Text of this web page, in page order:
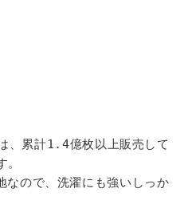
累計1.4億枚以上販売して
ので、洗濯にも強いしっか